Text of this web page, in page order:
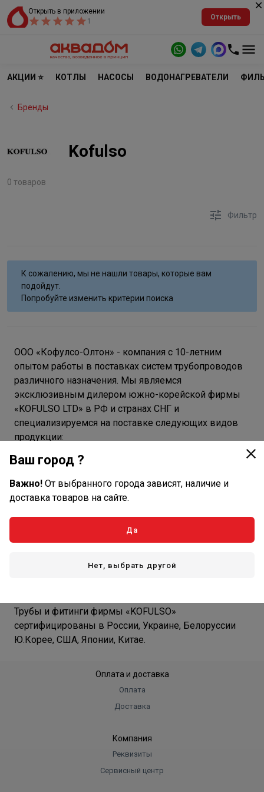
Открыть в приложении
1
Открыть
АКЦИИ ⭐ КОТЛЫ НАСОСЫ ВОДОНАГРЕВАТЕЛИ
Бренды
Kofulso
0 товаров
Фильтр
К сожалению, мы не нашли товары, которые вам
подойдут.
Попробуйте изменить критерии поиска
ООО «Кофулсо-Олтон» - компания с 10-летним
опытом работы в поставках систем трубопроводов
различного назначения. Мы являемся
эксклюзивным дилером южно-корейской фирмы
«KOFULSO LTD» в РФ и странах СНГ и
специализируемся на поставке следующих видов
продукции:
гибкие гофрированные трубы из
соединительные фитинги из латуни;
готовая гибкая подводка для смесителя с
накидными гайками;
спринклеры для систем пожаротушения.
Оборудование для спринклерных и пенных
систем пожаротушения.
металлопластиковая труба и фитинги;
Трубы и фитинги фирмы «KOFULSO»
сертифицированы в России, Украине, Белоруссии
Ю.Корее, США, Японии, Китае.
Оплата и доставка
Оплата
Доставка
Компания
Реквизиты
Сервисный центр
Ваш город ?
Важно! От выбранного города зависят, наличие и
доставка товаров на сайте.
Да
Нет, выбрать другой